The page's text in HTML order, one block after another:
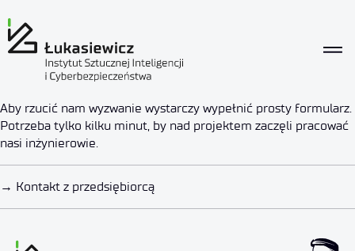
Co oferujemy
Rzucenie Wyzwania
Aby rzucić nam wyzwanie wystarczy wypełnić prosty formularz.
Potrzeba tylko kilku minut, by nad projektem zaczęli pracować
nasi inżynierowie.
→ Kontakt z przedsiębiorcą